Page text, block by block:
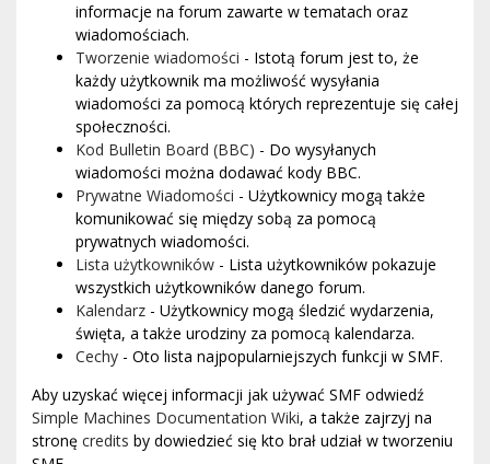
informacje na forum zawarte w tematach oraz
wiadomościach.
Tworzenie wiadomości - Istotą forum jest to, że
każdy użytkownik ma możliwość wysyłania
wiadomości za pomocą których reprezentuje się całej
społeczności.
Kod Bulletin Board (BBC) - Do wysyłanych
wiadomości można dodawać kody BBC.
Prywatne Wiadomości - Użytkownicy mogą także
komunikować się między sobą za pomocą
prywatnych wiadomości.
Lista użytkowników - Lista użytkowników pokazuje
wszystkich użytkowników danego forum.
Kalendarz - Użytkownicy mogą śledzić wydarzenia,
święta, a także urodziny za pomocą kalendarza.
Cechy - Oto lista najpopularniejszych funkcji w SMF.
Aby uzyskać więcej informacji jak używać SMF odwiedź
Simple Machines Documentation Wiki, a także zajrzyj na
stronę credits by dowiedzieć się kto brał udział w tworzeniu